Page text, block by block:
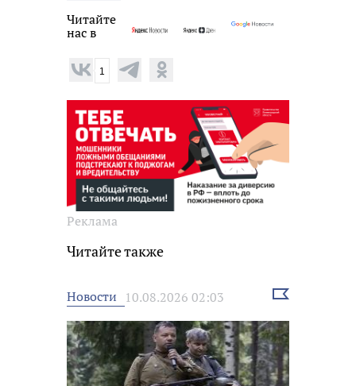
Читайте
нас в
1
Реклама
Читайте также
Новости 10.08.2026 02:03
Выбрать